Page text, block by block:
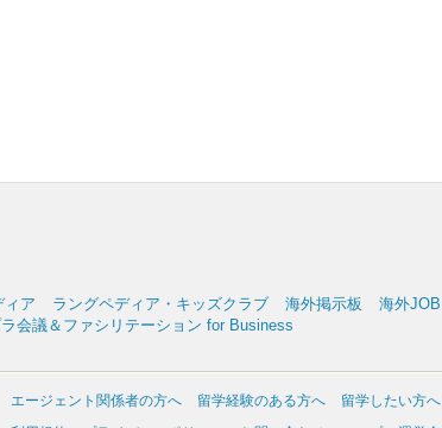
ィア ラングペディア・キッズクラブ 海外掲示板 海外JOB
会議＆ファシリテーション for Business
エージェント関係者の方へ 留学経験のある方へ
留学したい方へ